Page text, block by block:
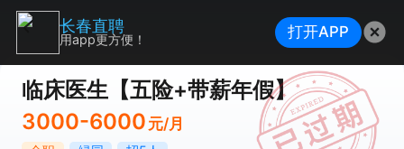
临床医生【五险+带薪年假】
3000-6000 元/月
长春直聘
用app更方便！ 打开APP